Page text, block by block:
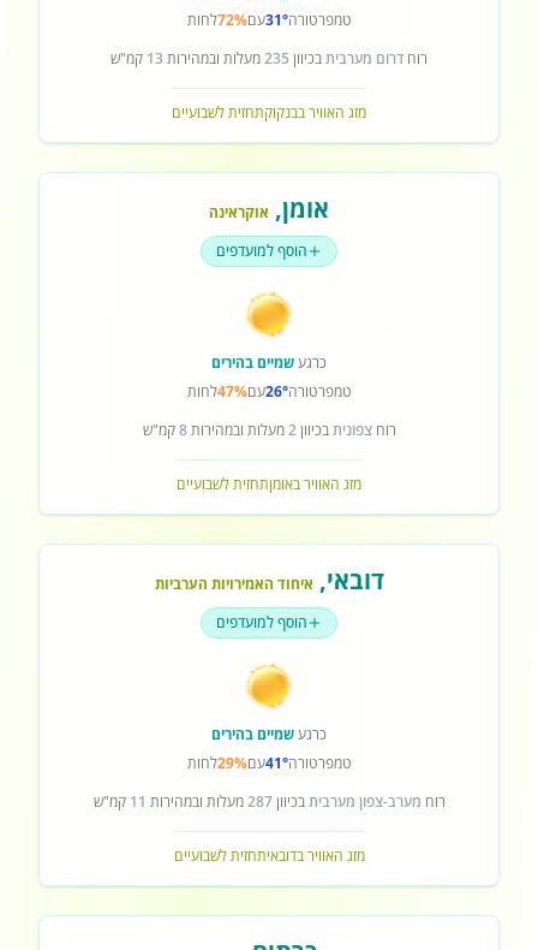
טמפרטורה31°עם72%לחות
רוח דרום מערביתבכיוון 235מעלות ובמהירות 13 קמ"ש
מזג האוויר בבנקוקתחזית לשבועיים
אומן, אוקראינה
הוסף למועדפים
כרגעשמיים בהירים
טמפרטורה26°עם47%לחות
רוחצפוניתבכיוון2מעלות ובמהירות8קמ"ש
מזג האוויר באומןתחזית לשבועיים
דובאי, איחוד האמירויות הערביות
הוסף למועדפים
כרגעשמיים בהירים
טמפרטורה41°עם29%לחות
רוח מערב-צפון מערביתבכיוון287מעלות ובמהירות 11 קמ"ש
מזג האוויר בדובאיתחזית לשבועיים